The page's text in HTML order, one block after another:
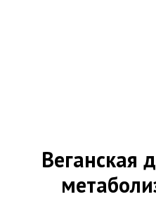
Веганская